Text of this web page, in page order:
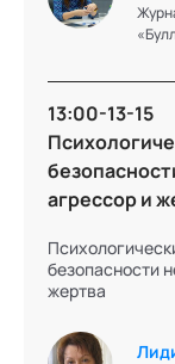
Журналист,
13:00-13-15
агрессор и
безопасности
жертва